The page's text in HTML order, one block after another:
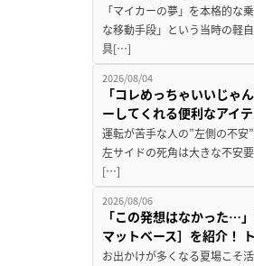
「マイカーの夢」を本格的な
な移動手段」という当時の軽
具[…]
2026/08/04
「コレめっちゃいいじゃ
ーしてくれる便利なアイ
運転が苦手な人の”左側の不安
左サイドの死角は大きな不安
[…]
2026/08/06
「この発想はなかった…
マットベース］を紹介！
お出かけが多くなる夏場こそ